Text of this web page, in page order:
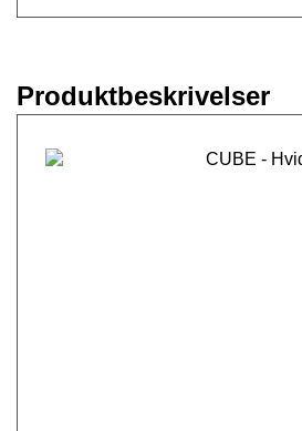
Produktbeskrivelser